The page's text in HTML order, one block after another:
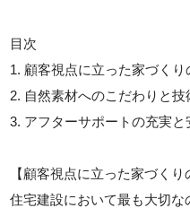
目次
1. 顧客視点に立った家づくり
2. 自然素材へのこだわりと技
3. アフターサポートの充実と
【顧客視点に立った家づくり
住宅建設において最も大切